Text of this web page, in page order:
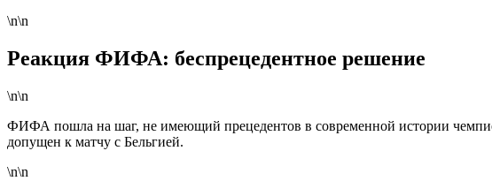
\n\n
Реакция ФИФА: беспрецедентное решение
\n\n
ФИФА пошла на шаг, не имеющий прецедентов в современной истории
допущен к матчу с Бельгией.
\n\n